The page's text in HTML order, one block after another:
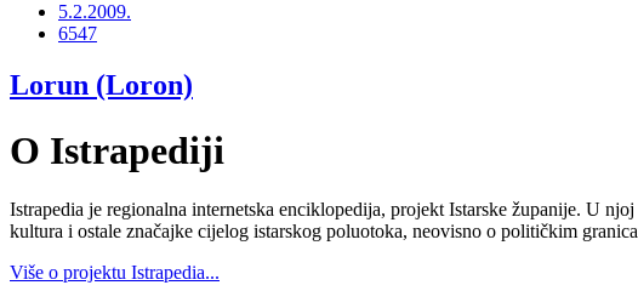
5.2.2009.
6547
Lorun (Loron)
O Istrapediji
Istrapedia je regionalna internetska enciklopedija, projekt Istarske županije. U
kultura i ostale značajke cijelog istarskog poluotoka, neovisno o političkim
Više o projektu Istrapedia...